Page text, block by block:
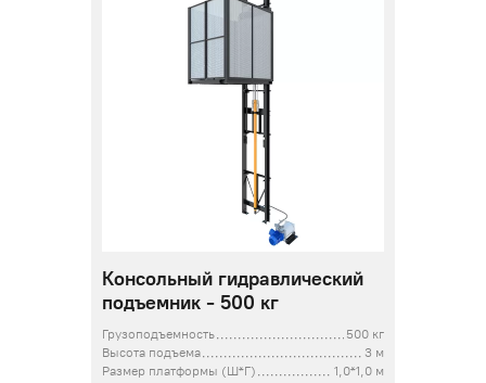
Консольный гидравлический
подъемник - 500 кг
Грузоподъемность
500 кг
Высота подъема
3 м
Размер платформы (Ш*Г)
1,0*1,0 м